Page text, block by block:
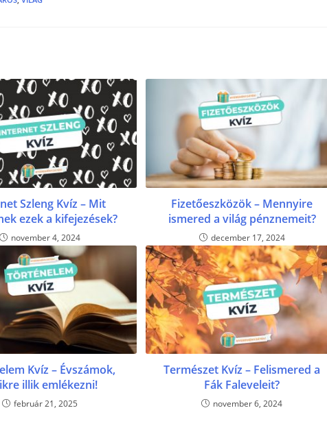
Szleng Kvíz – Mit
ezek a kifejezések?
november 4, 2024
Fizetőeszközök – Mennyire
ismered a világ pénznemeit?
december 17, 2024
Kvíz – Évszámok,
illik emlékezni!
február 21, 2025
Természet Kvíz – Felismered a
Fák Faleveleit?
november 6, 2024